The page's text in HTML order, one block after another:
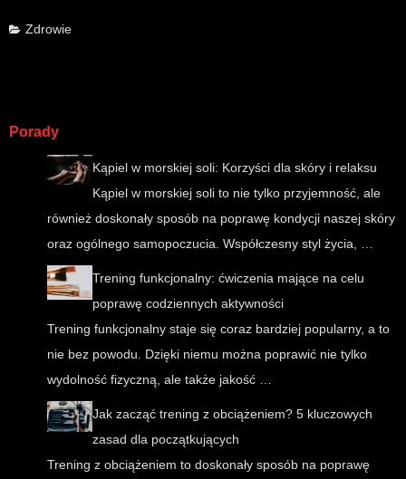
Zdrowie
Porady
Kąpiel w morskiej soli: Korzyści dla skóry i relaksu
Kąpiel w morskiej soli to nie tylko przyjemność, ale
również doskonały sposób na poprawę kondycji naszej skóry
oraz ogólnego samopoczucia. Współczesny styl życia, …
Trening funkcjonalny: ćwiczenia mające na celu
poprawę codziennych aktywności
Trening funkcjonalny staje się coraz bardziej popularny, a to
nie bez powodu. Dzięki niemu można poprawić nie tylko
wydolność fizyczną, ale także jakość …
Jak zacząć trening z obciążeniem? 5 kluczowych
zasad dla początkujących
Trening z obciążeniem to doskonały sposób na poprawę